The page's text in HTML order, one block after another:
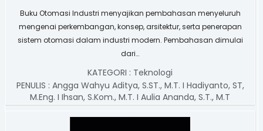
Buku Otomasi Industri menyajikan pembahasan menyeluruh
mengenai perkembangan, konsep, arsitektur, serta penerapan
sistem otomasi dalam industri modern. Pembahasan dimulai
dari…
KATEGORI : Teknologi
PENULIS : Angga Wahyu Aditya, S.ST., M.T. I Hadiyanto, ST,
M.Eng. I Ihsan, S.Kom., M.T. I Aulia Ananda, S.T., M.T